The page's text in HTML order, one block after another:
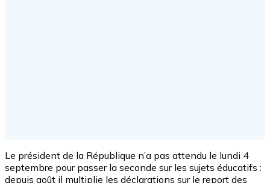
Le président de la République n’a pas attendu le lundi 4
septembre pour passer la seconde sur les sujets éducatifs :
depuis août il multiplie les déclarations sur le report des